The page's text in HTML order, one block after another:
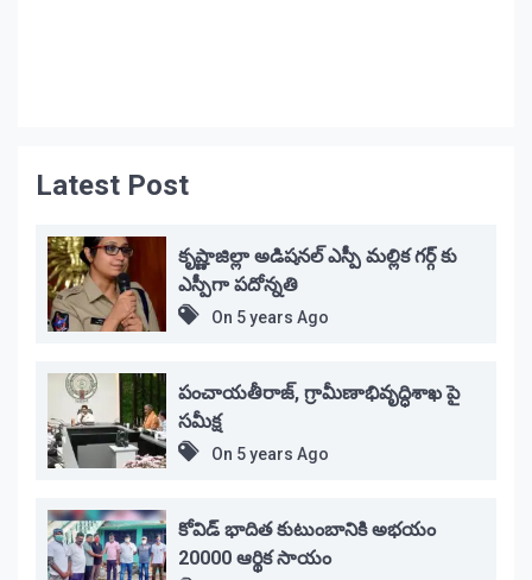
Latest Post
కృష్ణాజిల్లా అడిషనల్ ఎస్పీ మల్లిక గర్గ్ కు
ఎస్పీగా పదోన్నతి
On 5 years Ago
పంచాయతీరాజ్, గ్రామీణాభివృద్ధిశాఖ పై
సమీక్ష
On 5 years Ago
కోవిడ్ భాదిత కుటుంబానికి అభయం
20000 ఆర్థిక సాయం